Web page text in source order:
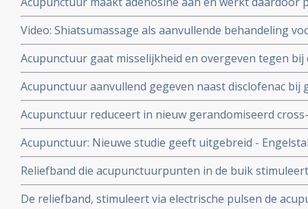
met muizen.
Video: Shiatsumassage als aanvullende behandeling
chemo ondergaan. Een voorlichtingsvideo is hier te
Acupunctuur gaat misselijkheid en overgeven tegen
een specifiek acupunctuurpunt op de hand -
het meeste effect (30% minder misselijkheid en
Acupunctuur aanvullend gegeven naast disclofenac bij
gewrichtspijn geeft significant minder pijn en minder
en gerandomiseerde studie bij 88 patiënten met
Acupunctuur reduceert in nieuw gerandomiseerd
de bijwerkingen van chemo.
Acupunctuur: Nieuwe studie geeft uitgebreid -
therapeutische waarde van behandelingen met
van kanker.
Reliefband die acupunctuurpunten in de buik
significant verbetering tegen misselijkheid en
middelen faalden, aldus dubbelblinde
De reliefband, stimuleert via electrische pulsen de